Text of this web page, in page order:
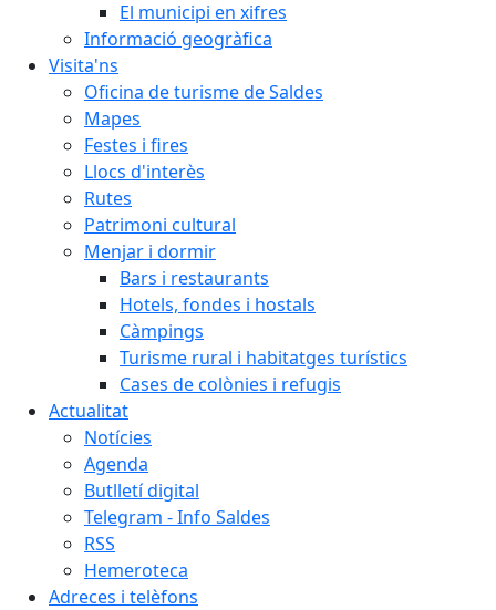
El municipi en xifres
Informació geogràfica
Visita'ns
Oficina de turisme de Saldes
Mapes
Festes i fires
Llocs d'interès
Rutes
Patrimoni cultural
Menjar i dormir
Bars i restaurants
Hotels, fondes i hostals
Càmpings
Turisme rural i habitatges turístics
Cases de colònies i refugis
Actualitat
Notícies
Agenda
Butlletí digital
Telegram - Info Saldes
RSS
Hemeroteca
Adreces i telèfons